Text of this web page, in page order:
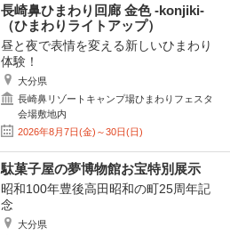
長崎鼻ひまわり回廊 金色 -konjiki-
（ひまわりライトアップ）
昼と夜で表情を変える新しいひまわり
体験！
大分県
長崎鼻リゾートキャンプ場ひまわりフェスタ
会場敷地内
2026年8月7日(金)～30日(日)
駄菓子屋の夢博物館お宝特別展示
昭和100年豊後高田昭和の町25周年記
念
大分県